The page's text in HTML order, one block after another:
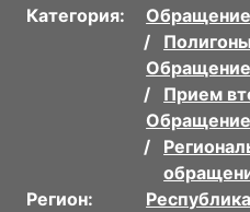
Категория:
Прием
Регион: